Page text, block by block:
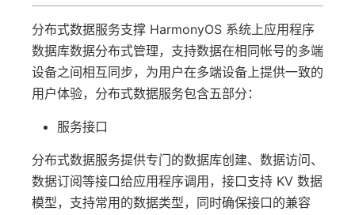
分布式数据服务支撑 HarmonyOS 系统上应用程序
数据库数据分布式管理，支持数据在相同帐号的多端
设备之间相互同步，为用户在多端设备上提供一致的
用户体验，分布式数据服务包含五部分：
服务接口
分布式数据服务提供专门的数据库创建、数据访问、
数据订阅等接口给应用程序调用，接口支持 KV 数据
模型，支持常用的数据类型，同时确保接口的兼容